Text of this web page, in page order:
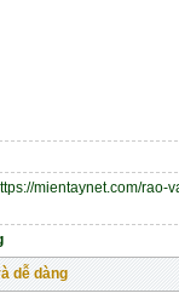
mientaynet.com/rao-
dễ dàng